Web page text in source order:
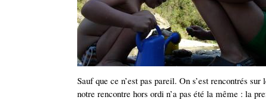
Sauf que ce n’est pas pareil. On s’est rencontrés
notre rencontre hors ordi n’a pas été la même : la